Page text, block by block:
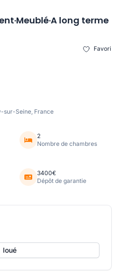
long terme
Favori
sur-Seine, France
2
Nombre de chambres
3400€
Dépôt de garantie
loué